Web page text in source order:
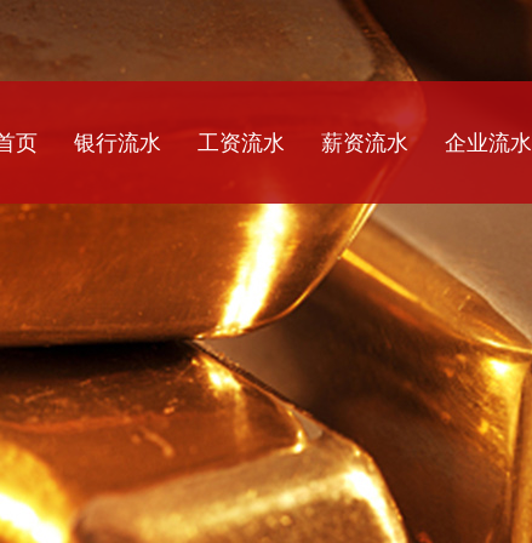
页 银行流水 工资流水 薪资流水 企业流水